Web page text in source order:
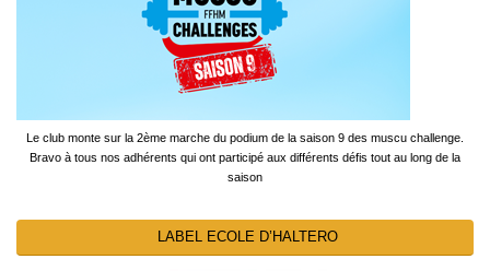
Le club monte sur la 2ème marche du podium de la saison 9 des muscu challenge.
Bravo à tous nos adhérents qui ont participé aux différents défis tout au long de la
saison
LABEL ECOLE D’HALTERO